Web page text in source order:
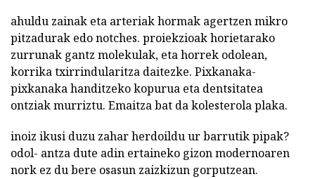
ahuldu zainak eta arteriak hormak agertzen mikro
pitzadurak edo notches. proiekzioak horietarako
zurrunak gantz molekulak, eta horrek odolean,
korrika txirrindularitza daitezke. Pixkanaka-
pixkanaka handitzeko kopurua eta dentsitatea
ontziak murriztu. Emaitza bat da kolesterola plaka.
inoiz ikusi duzu zahar herdoildu ur barrutik pipak?
odol- antza dute adin ertaineko gizon modernoaren
nork ez du bere osasun zaizkizun gorputzean.